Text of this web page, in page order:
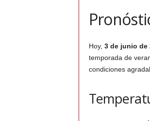
Hoy, 3 de junio de
temporada de
condiciones